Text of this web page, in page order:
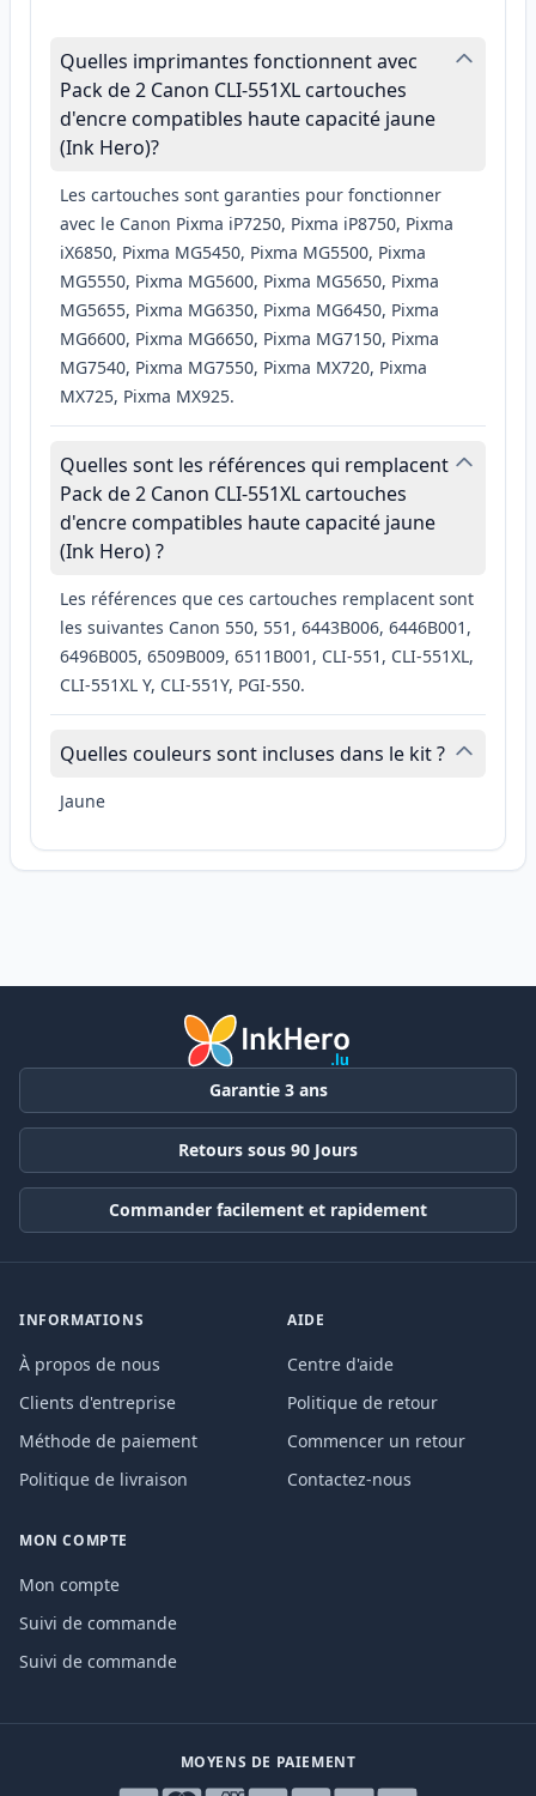
Quelles imprimantes fonctionnent avec
Pack de 2 Canon CLI-551XL cartouches
d'encre compatibles haute capacité jaune
(Ink Hero)?
Les cartouches sont garanties pour fonctionner
avec le Canon Pixma iP7250, Pixma iP8750, Pixma
iX6850, Pixma MG5450, Pixma MG5500, Pixma
MG5550, Pixma MG5600, Pixma MG5650, Pixma
MG5655, Pixma MG6350, Pixma MG6450, Pixma
MG6600, Pixma MG6650, Pixma MG7150, Pixma
MG7540, Pixma MG7550, Pixma MX720, Pixma
MX725, Pixma MX925.
Quelles sont les références qui remplacent
Pack de 2 Canon CLI-551XL cartouches
d'encre compatibles haute capacité jaune
(Ink Hero) ?
Les références que ces cartouches remplacent sont
les suivantes Canon 550, 551, 6443B006, 6446B001,
6496B005, 6509B009, 6511B001, CLI-551, CLI-551XL,
CLI-551XL Y, CLI-551Y, PGI-550.
Quelles couleurs sont incluses dans le kit ?
Jaune
Garantie 3 ans
Retours sous 90 Jours
Commander facilement et rapidement
INFORMATIONS
À propos de nous
Clients d'entreprise
Méthode de paiement
Politique de livraison
AIDE
Centre d'aide
Politique de retour
Commencer un retour
Contactez-nous
MON COMPTE
Mon compte
Suivi de commande
Suivi de commande
MOYENS DE PAIEMENT